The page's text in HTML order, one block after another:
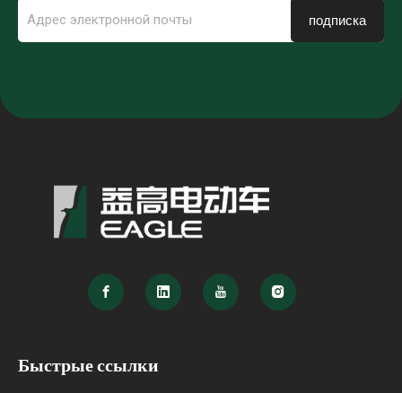
подписка
Быстрые ссылки